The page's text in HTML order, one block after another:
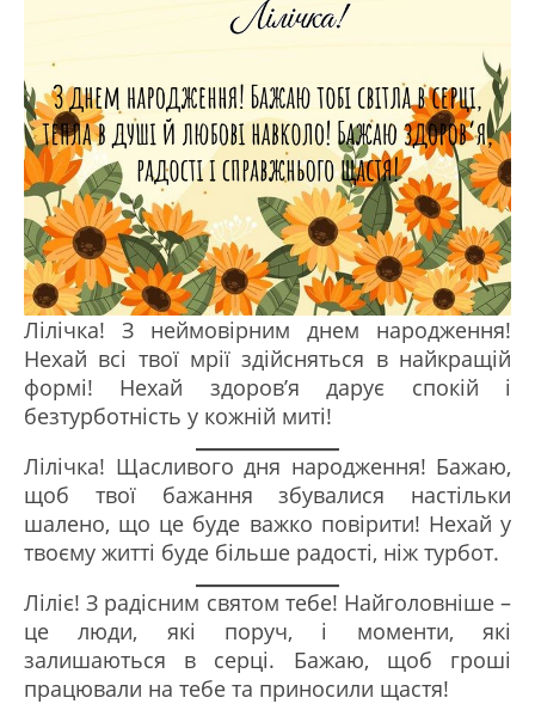
Лілічка! З неймовірним днем народження!
Нехай всі твої мрії здійсняться в найкращій
формі! Нехай здоров’я дарує спокій і
безтурботність у кожній миті!
Лілічка! Щасливого дня народження! Бажаю,
щоб твої бажання збувалися настільки
шалено, що це буде важко повірити! Нехай у
твоєму житті буде більше радості, ніж турбот.
Ліліє! З радісним святом тебе! Найголовніше –
це люди, які поруч, і моменти, які
залишаються в серці. Бажаю, щоб гроші
працювали на тебе та приносили щастя!